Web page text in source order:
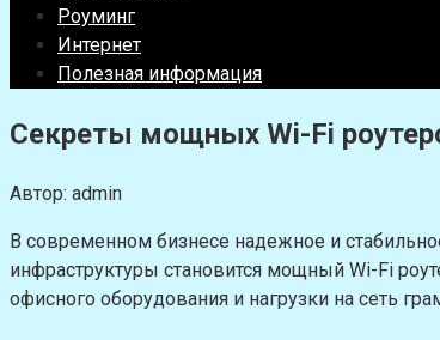
Роуминг
Интернет
Полезная информация
Секреты мощных Wi-Fi
Автор: admin
В современном бизнесе надежное и
инфраструктуры становится мощный Wi-Fi
офисного оборудования и нагрузки на сеть